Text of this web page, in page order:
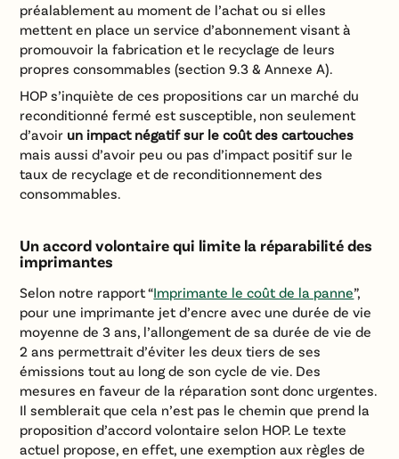
préalablement au moment de l’achat ou si elles
mettent en place un service d’abonnement visant à
promouvoir la fabrication et le recyclage de leurs
propres consommables (section 9.3 & Annexe A).
HOP s’inquiète de ces propositions car un marché du
reconditionné fermé est susceptible, non seulement
d’avoir un impact négatif sur le coût des cartouches
mais aussi d’avoir peu ou pas d’impact positif sur le
taux de recyclage et de reconditionnement des
consommables.
Un accord volontaire qui limite la réparabilité des
imprimantes
Selon notre rapport “Imprimante le coût de la panne”,
pour une imprimante jet d’encre avec une durée de vie
moyenne de 3 ans, l’allongement de sa durée de vie de
2 ans permettrait d’éviter les deux tiers de ses
émissions tout au long de son cycle de vie. Des
mesures en faveur de la réparation sont donc urgentes.
Il semblerait que cela n’est pas le chemin que prend la
proposition d’accord volontaire selon HOP. Le texte
actuel propose, en effet, une exemption aux règles de